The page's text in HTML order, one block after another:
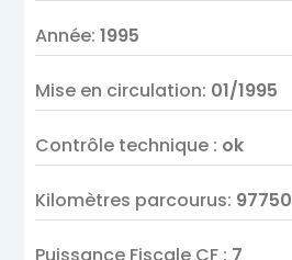
Année:1995
Mise en circulation: 01/1995
Contrôle technique : ok
Kilomètres parcourus: 97750